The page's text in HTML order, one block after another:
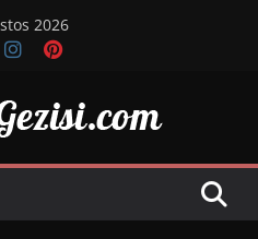
2026